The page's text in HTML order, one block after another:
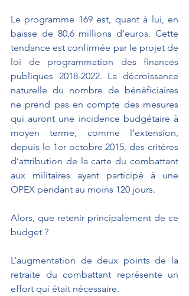
Le programme 169 est, quant à lui, en
baisse de 80,6 millions d’euros. Cette
tendance est confirmée par le projet de
loi de programmation des finances
publiques 2018-2022. La décroissance
naturelle du nombre de bénéficiaires
ne prend pas en compte des mesures
qui auront une incidence budgétaire à
moyen terme, comme l’extension,
depuis le 1er octobre 2015, des critères
d’attribution de la carte du combattant
aux militaires ayant participé à une
OPEX pendant au moins 120 jours.
Alors, que retenir principalement de ce
budget ?
L’augmentation de deux points de la
retraite du combattant représente un
effort qui était nécessaire.